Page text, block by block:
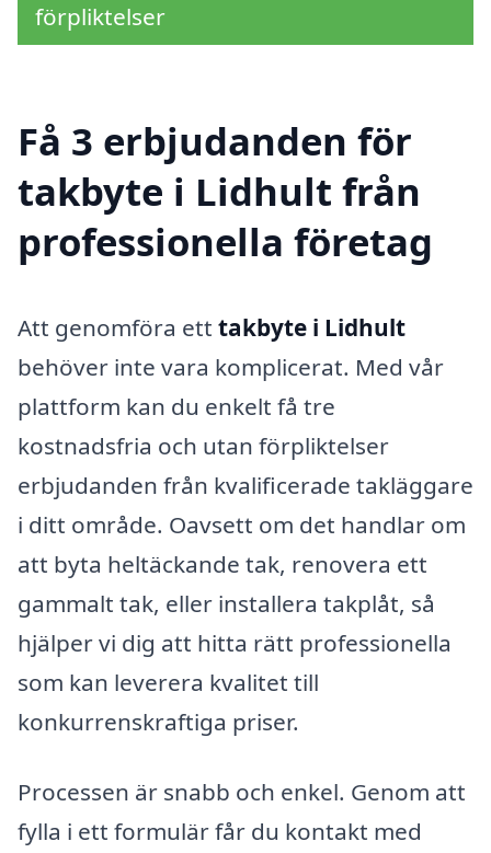
förpliktelser
Få 3 erbjudanden för
takbyte i Lidhult från
professionella företag
Att genomföra ett takbyte i Lidhult
behöver inte vara komplicerat. Med vår
plattform kan du enkelt få tre
kostnadsfria och utan förpliktelser
erbjudanden från kvalificerade takläggare
i ditt område. Oavsett om det handlar om
att byta heltäckande tak, renovera ett
gammalt tak, eller installera takplåt, så
hjälper vi dig att hitta rätt professionella
som kan leverera kvalitet till
konkurrenskraftiga priser.
Processen är snabb och enkel. Genom att
fylla i ett formulär får du kontakt med